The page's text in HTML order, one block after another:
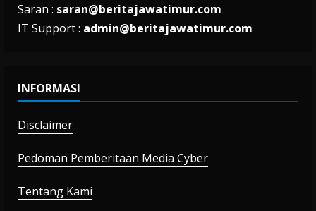
Saran : saran@beritajawatimur.com
IT Support : admin@beritajawatimur.com
INFORMASI
Disclaimer
Pedoman Pemberitaan Media Cyber
Tentang Kami